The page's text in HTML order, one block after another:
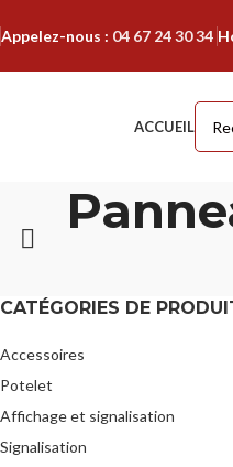
Appelez-nous : 04 67 24 30 34
ACCUEIL
CATÉGORIES DE
Accessoires
Potelet
Affichage et signalisation
Signalisation